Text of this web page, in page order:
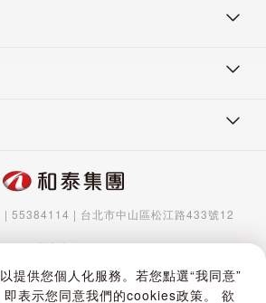
提供您個人化服務。若您點選“我同意”
表示您同意我們的cookies政策。 欲
碧珠露茶產於
脈海拔1800公
高山茶區。手
外觀半球自然
蒂綠腹，清高
雅花香，飲後
| 55384114 | 台北市中山區松江路433號12
| 聯絡信箱：gocs@hotaigo.com.tw| 服
Connected Co.,Ltd | Powered by Hotai